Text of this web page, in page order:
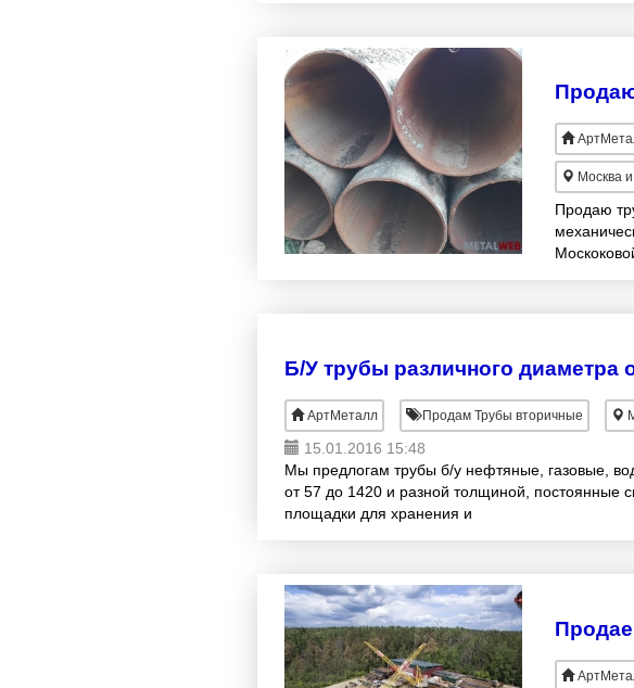
Москва и
Продаю
Б/У трубы различного диаметра
АртМеталл Продам Трубы вторичные
15.01.2016 15:48
Мы предлогам трубы б/у нефтяные, газовые,
от 57 до 1420 и разной толщиной, постоянные
площадки для хранения и